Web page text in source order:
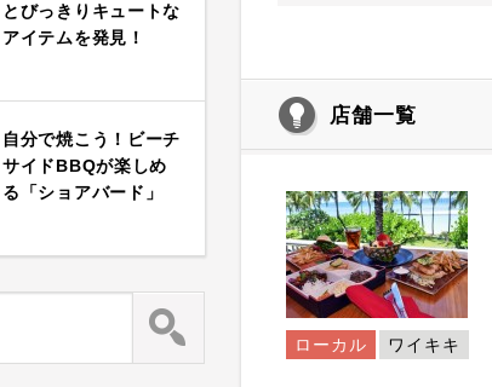
店舗一覧
ローカル ワイキキ
とびっきりキュートな
アイテムを発見！
FOOD
自分で焼こう！ビーチ
サイドBBQが楽しめ
る「ショアバード」